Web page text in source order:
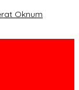
Oknum